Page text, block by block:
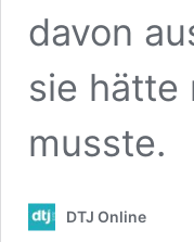
davon
sie hätte
musste.
DTJ Online